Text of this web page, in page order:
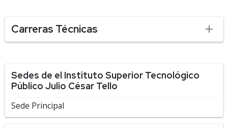
Carreras Técnicas
Sedes de el Instituto Superior Tecnológico
Público Julio César Tello
Sede Principal